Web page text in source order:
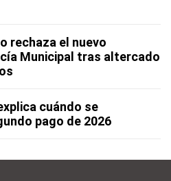
rechaza el nuevo
Municipal tras altercado
cuándo se
pago de 2026